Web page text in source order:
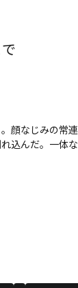
顔なじみの常
込んだ。一体